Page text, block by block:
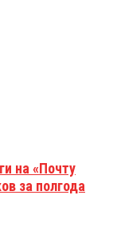
на «Почту
за полгода